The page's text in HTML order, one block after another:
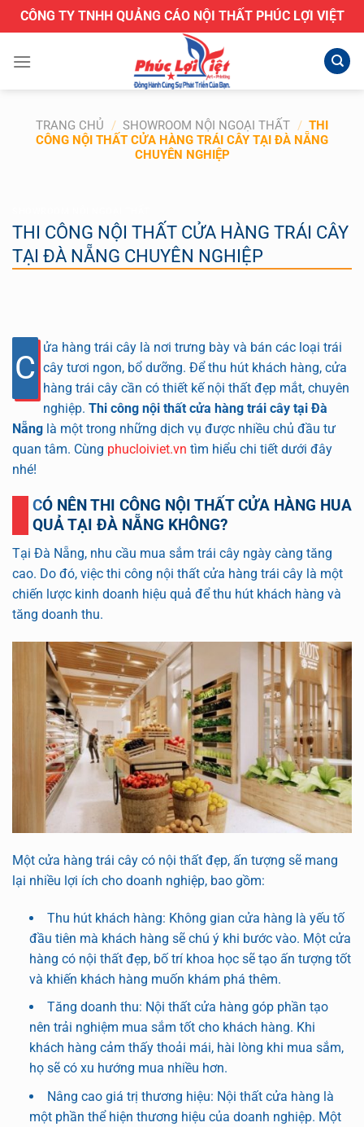
qua
dung
CÔNG TY TNHH QUẢNG CÁO NỘI THẤT PHÚC LỢI VIỆT
TRANG CHỦ / SHOWROOM NỘI NGOẠI THẤT / THI
CÔNG NỘI THẤT CỬA HÀNG TRÁI CÂY TẠI ĐÀ NẴNG
CHUYÊN NGHIỆP
THI CÔNG NỘI THẤT CỬA HÀNG TRÁI CÂY
TẠI ĐÀ NẴNG CHUYÊN NGHIỆP
C
ửa hàng trái cây là nơi trưng bày và bán các loại trái
cây tươi ngon, bổ dưỡng. Để thu hút khách hàng, cửa
hàng trái cây cần có thiết kế nội thất đẹp mắt, chuyên
nghiệp. Thi công nội thất cửa hàng trái cây tại Đà
Nẵng là một trong những dịch vụ được nhiều chủ đầu tư
quan tâm. Cùng phucloiviet.vn tìm hiểu chi tiết dưới đây
nhé!
CÓ NÊN THI CÔNG NỘI THẤT CỬA HÀNG HUA
QUẢ TẠI ĐÀ NẴNG KHÔNG?
Tại Đà Nẵng, nhu cầu mua sắm trái cây ngày càng tăng
cao. Do đó, việc thi công nội thất cửa hàng trái cây là một
chiến lược kinh doanh hiệu quả để thu hút khách hàng và
tăng doanh thu.
Một cửa hàng trái cây có nội thất đẹp, ấn tượng sẽ mang
lại nhiều lợi ích cho doanh nghiệp, bao gồm:
Thu hút khách hàng: Không gian cửa hàng là yếu tố
đầu tiên mà khách hàng sẽ chú ý khi bước vào. Một cửa
hàng có nội thất đẹp, bố trí khoa học sẽ tạo ấn tượng tốt
và khiến khách hàng muốn khám phá thêm.
Tăng doanh thu: Nội thất cửa hàng góp phần tạo
nên trải nghiệm mua sắm tốt cho khách hàng. Khi
khách hàng cảm thấy thoải mái, hài lòng khi mua sắm,
họ sẽ có xu hướng mua nhiều hơn.
Nâng cao giá trị thương hiệu: Nội thất cửa hàng là
một phần thể hiện thương hiệu của doanh nghiệp. Một